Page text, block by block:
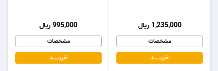
995,000 ریال
مشخصات
خریـــــــد
1,235,000 ریال
مشخصات
خریـــــــد